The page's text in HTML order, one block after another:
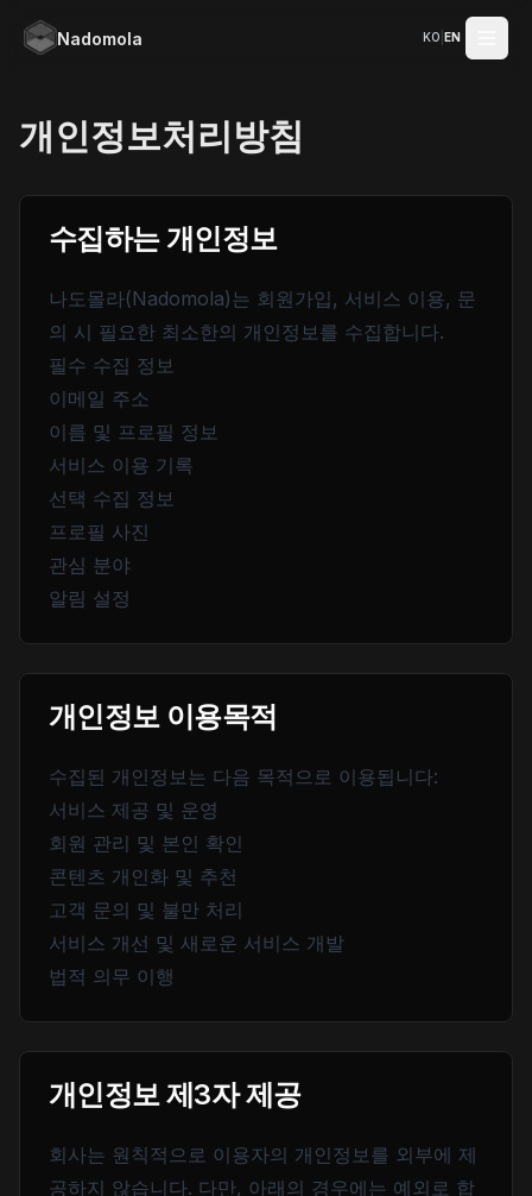
메인 콘텐츠로 건너뛰기
Nadomola KO EN
개인정보처리방침
수집하는 개인정보
나도몰라(Nadomola)는 회원가입, 서비스 이용, 문
의 시 필요한 최소한의 개인정보를 수집합니다.
필수 수집 정보
이메일 주소
이름 및 프로필 정보
서비스 이용 기록
선택 수집 정보
프로필 사진
관심 분야
알림 설정
개인정보 이용목적
수집된 개인정보는 다음 목적으로 이용됩니다:
서비스 제공 및 운영
회원 관리 및 본인 확인
콘텐츠 개인화 및 추천
고객 문의 및 불만 처리
서비스 개선 및 새로운 서비스 개발
법적 의무 이행
개인정보 제3자 제공
회사는 원칙적으로 이용자의 개인정보를 외부에 제
공하지 않습니다. 다만, 아래의 경우에는 예외로 합